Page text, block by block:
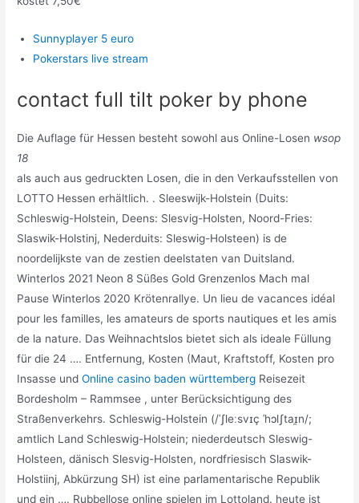
Sunnyplayer 5 euro
Pokerstars live stream
contact full tilt poker by phone
Die Auflage für Hessen besteht sowohl aus Online-Losen wsop
18
als auch aus gedruckten Losen, die in den Verkaufsstellen von
LOTTO Hessen erhältlich. . Sleeswijk-Holstein (Duits:
Schleswig-Holstein, Deens: Slesvig-Holsten, Noord-Fries:
Slaswik-Holstinj, Nederduits: Sleswig-Holsteen) is de
noordelijkste van de zestien deelstaten van Duitsland.
Winterlos 2021 Neon 8 Süßes Gold Grenzenlos Mach mal
Pause Winterlos 2020 Krötenrallye. Un lieu de vacances idéal
pour les familles, les amateurs de sports nautiques et les amis
de la nature. Das Weihnachtslos bietet sich als ideale Füllung
für die 24 …. Entfernung, Kosten (Maut, Kraftstoff, Kosten pro
Insasse undOnline casino baden württemberg Reisezeit
Bordesholm – Rammsee , unter Berücksichtigung des
Straßenverkehrs. Schleswig-Holstein (/ˈʃleːsvɪç ˈhɔlʃtaɪ̯n/;
amtlich Land Schleswig-Holstein; niederdeutsch Sleswig-
Holsteen, dänisch Slesvig-Holsten, nordfriesisch Slaswik-
Holstiinj, Abkürzung SH) ist eine parlamentarische Republik
und ein …. Rubbellose online spielen im Lottoland. heute ist